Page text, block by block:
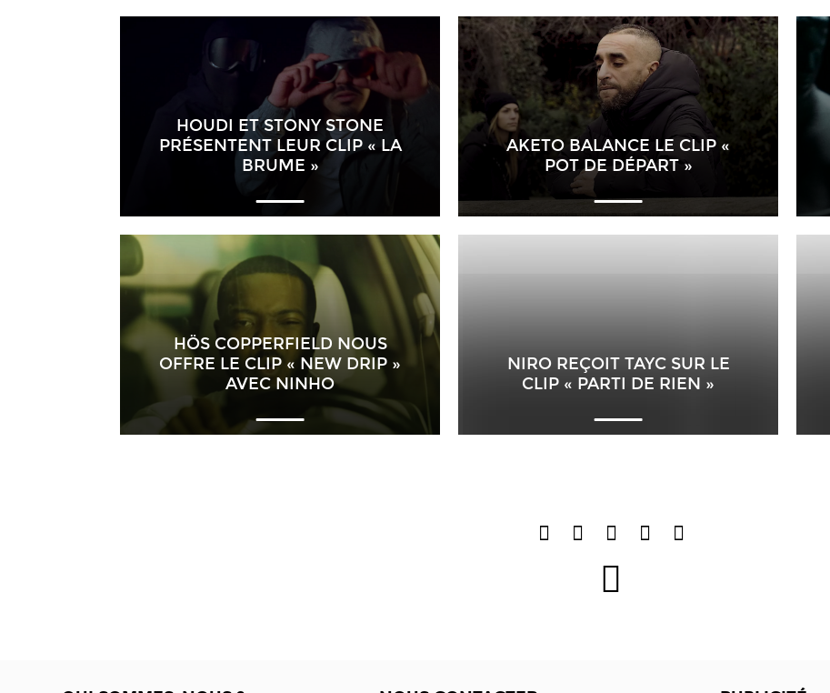
HOUDI ET STONY STONE
PRÉSENTENT LEUR CLIP « LA
BRUME »
AKETO BALANCE LE CLIP «
POT DE DÉPART »
HÖS COPPERFIELD NOUS
OFFRE LE CLIP « NEW DRIP »
AVEC NINHO
NIRO REÇOIT TAYC SUR LE
CLIP « PARTI DE RIEN »